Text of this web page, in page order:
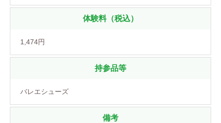
体験料（税込）
1,474円
持参品等
バレエシューズ
備考